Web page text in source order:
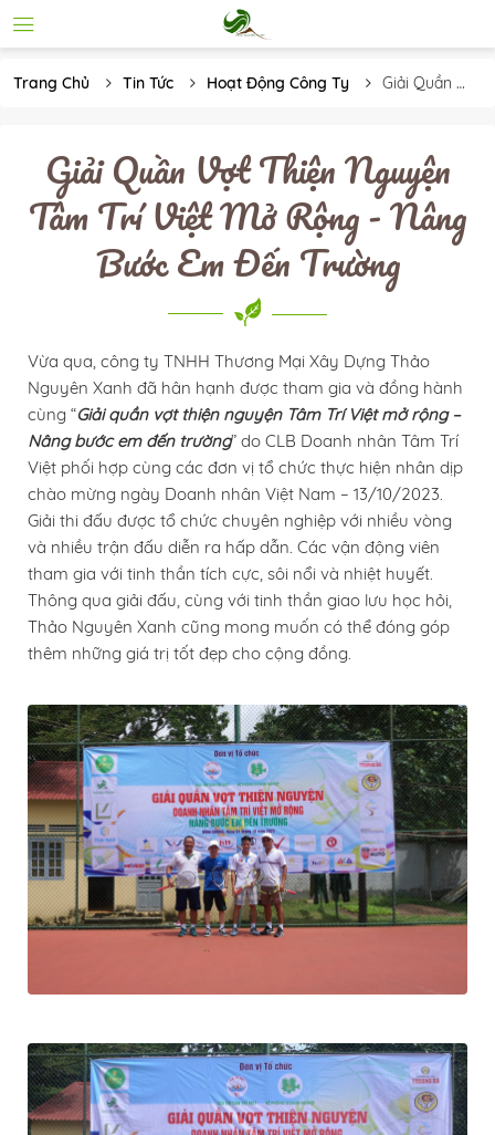
Trang Chủ Tin Tức Hoạt Động Công Ty
Giải Quần
Việt Mở
Rộng -
Nâng Bước
Trường
Giải Quần Vợt Thiện Nguyện
Tâm Trí Việt Mở Rộng - Nâng
Bước Em Đến Trường
Vừa qua, công ty TNHH Thương Mại Xây Dựng Thảo
Nguyên Xanh đã hân hạnh được tham gia và đồng hành
cùng “Giải quần vợt thiện nguyện Tâm Trí Việt mở rộng –
Nâng bước em đến trường” do CLB Doanh nhân Tâm Trí
Việt phối hợp cùng các đơn vị tổ chức thực hiện nhân dịp
chào mừng ngày Doanh nhân Việt Nam – 13/10/2023.
Giải thi đấu được tổ chức chuyên nghiệp với nhiều vòng
và nhiều trận đấu diễn ra hấp dẫn. Các vận động viên
tham gia với tinh thần tích cực, sôi nổi và nhiệt huyết.
Thông qua giải đấu, cùng với tinh thần giao lưu học hỏi,
Thảo Nguyên Xanh cũng mong muốn có thể đóng góp
thêm những giá trị tốt đẹp cho cộng đồng.